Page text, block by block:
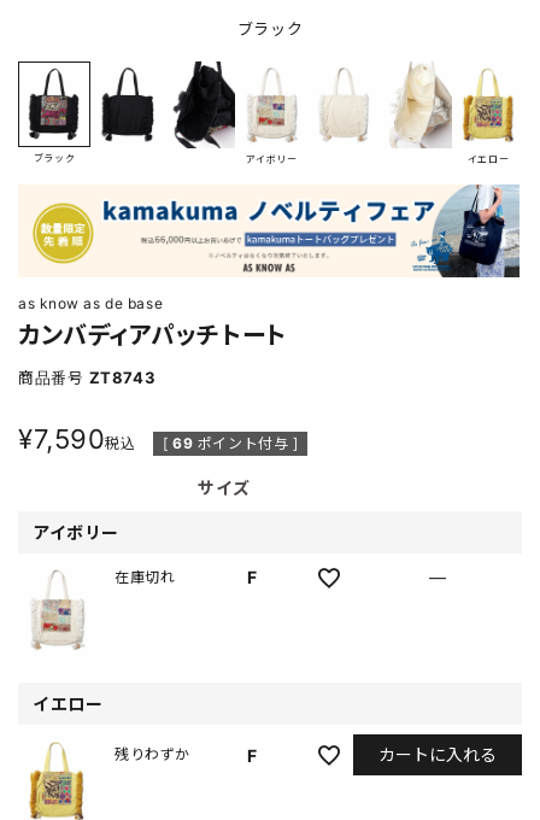
ブラック
ブラック アイボリー イエロー
as know as de base
カンバディアパッチトート
商品番号 ZT8743
¥7,590税込 [ 69 ポイント付与 ]
サイズ
アイボリー
F
在庫切れ —
イエロー
F
残りわずか カートに入れる